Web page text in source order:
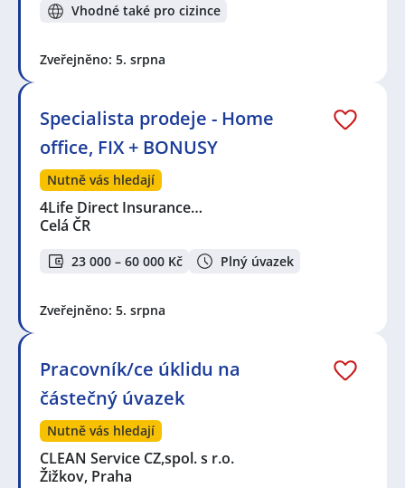
Vhodné také pro cizince
Zveřejněno: 5. srpna
Specialista prodeje - Home
office, FIX + BONUSY
Nutně vás hledají
4Life Direct Insurance…
Celá ČR
23 000 – 60 000 Kč Plný úvazek
Zveřejněno: 5. srpna
Pracovník/ce úklidu na
částečný úvazek
Nutně vás hledají
CLEAN Service CZ,spol. s r.o.
Žižkov, Praha